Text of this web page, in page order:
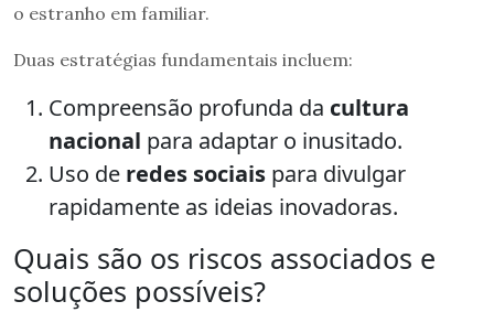
o estranho em familiar.
Duas estratégias fundamentais incluem:
Compreensão profunda da cultura
nacional para adaptar o inusitado.
Uso de redes sociais para divulgar
rapidamente as ideias inovadoras.
Quais são os riscos associados e
soluções possíveis?